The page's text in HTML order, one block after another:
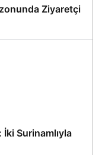
Ziyaretçi
İki Surinamlıyla